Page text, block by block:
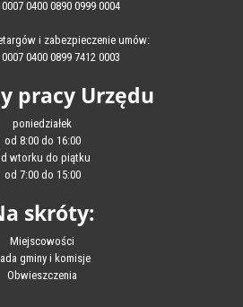
0400 0890 0999 0004
i zabezpieczenie umów:
0400 0899 7412 0003
pracy Urzędu
poniedziałek
od 8:00 do 16:00
wtorku do piątku
od 7:00 do 15:00
skróty:
Miejscowości
gminy i komisje
Obwieszczenia